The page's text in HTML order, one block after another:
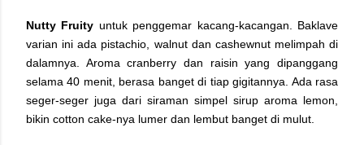
Nutty Fruity untuk penggemar kacang-kacangan. Baklave
varian ini ada pistachio, walnut dan cashewnut melimpah di
dalamnya. Aroma cranberry dan raisin yang dipanggang
selama 40 menit, berasa banget di tiap gigitannya. Ada rasa
seger-seger juga dari siraman simpel sirup aroma lemon,
bikin cotton cake-nya lumer dan lembut banget di mulut.